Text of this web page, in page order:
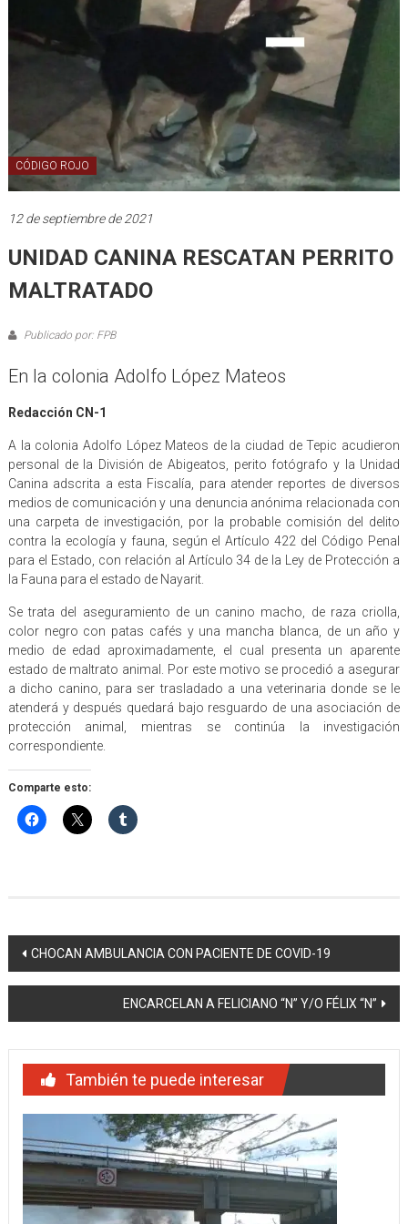
CÓDIGO ROJO
12 de septiembre de 2021
UNIDAD CANINA RESCATAN PERRITO
MALTRATADO
Publicado por: FPB
En la colonia Adolfo López Mateos
Redacción CN-1
A la colonia Adolfo López Mateos de la ciudad de Tepic acudieron
personal de la División de Abigeatos, perito fotógrafo y la Unidad
Canina adscrita a esta Fiscalía, para atender reportes de diversos
medios de comunicación y una denuncia anónima relacionada con
una carpeta de investigación, por la probable comisión del delito
contra la ecología y fauna, según el Artículo 422 del Código Penal
para el Estado, con relación al Artículo 34 de la Ley de Protección a
la Fauna para el estado de Nayarit.
Se trata del aseguramiento de un canino macho, de raza criolla,
color negro con patas cafés y una mancha blanca, de un año y
medio de edad aproximadamente, el cual presenta un aparente
estado de maltrato animal. Por este motivo se procedió a asegurar
a dicho canino, para ser trasladado a una veterinaria donde se le
atenderá y después quedará bajo resguardo de una asociación de
protección animal, mientras se continúa la investigación
correspondiente.
Comparte esto:
Navegación
de
entradas
CHOCAN AMBULANCIA CON PACIENTE DE COVID-19
ENCARCELAN A FELICIANO “N” Y/O FÉLIX “N”
También te puede interesar